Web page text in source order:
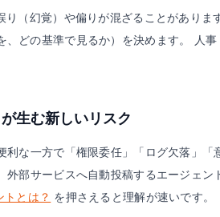
（幻覚）や偏りが混ざることがあり
どの基準で見るか）を決めます。 人
生む新しいリスク
利な一方で「権限委任」「ログ欠落」
外部サービスへ自動投稿するエージェ
トとは？ を押さえると理解が速いです。